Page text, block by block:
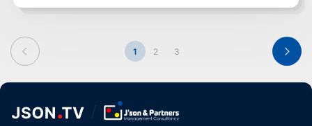
1 2 3